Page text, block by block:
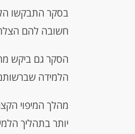
בסקר התבקשו
חשובה להם
הסקר גם ביקש
הלמידה שברשותם
מהלך המיפוי
יותר בתהליך